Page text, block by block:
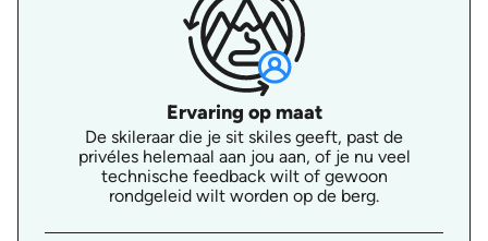
Ervaring op maat
De skileraar die je sit skiles geeft, past de
privéles helemaal aan jou aan, of je nu veel
technische feedback wilt of gewoon
rondgeleid wilt worden op de berg.